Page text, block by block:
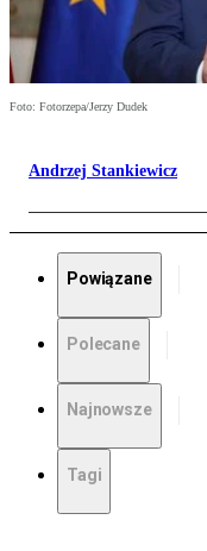
Foto: Fotorzepa/Jerzy Dudek
Andrzej Stankiewicz
Powiązane
Polecane
Najnowsze
Tagi